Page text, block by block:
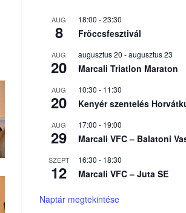
AUG
8
18:00 -23:30
Fröccsfesztivál
AUG
20
augusztus 20 -augusztus 23
Marcali Triatlon Maraton
AUG
20
10:30 - 11:30
Kenyér szentelés
AUG
29
17:00 - 19:00
Marcali VFC – Balatoni
SZEPT
12
16:30 - 18:30
Marcali VFC – Juta SE
Naptár megtekintése